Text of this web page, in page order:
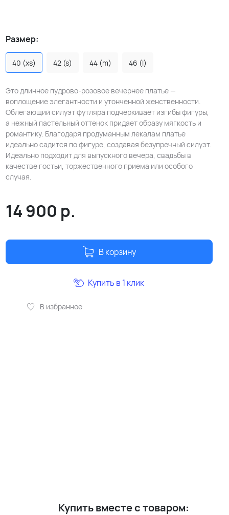
Размер:
40 (xs) 42 (s) 44 (m) 46 (l)
Это длинное пудрово-розовое вечернее платье —
воплощение элегантности и утонченной женственности.
Облегающий силуэт футляра подчеркивает изгибы фигуры,
а нежный пастельный оттенок придает образу мягкость и
романтику. Благодаря продуманным лекалам платье
идеально садится по фигуре, создавая безупречный силуэт.
Идеально подходит для выпускного вечера, свадьбы в
качестве гостьи, торжественного приема или особого
случая.
14 900 р.
В корзину
В избранное
Купить в 1 клик
Купить вместе с товаром: